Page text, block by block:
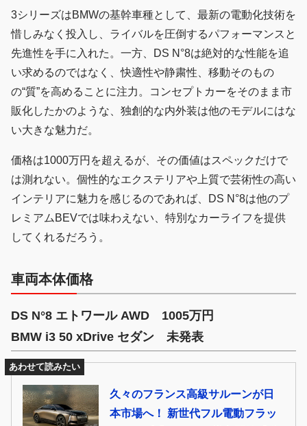
3シリーズはBMWの基幹車種として、最新の電動化技術を
惜しみなく投入し、ライバルを圧倒するパフォーマンスと
先進性を手に入れた。一方、DS N°8は絶対的な性能を追
い求めるのではなく、快適性や静粛性、移動そのもの
の“質”を高めることに注力。コンセプトカーをそのまま市
販化したかのような、独創的な内外装は他のモデルにはな
い大きな魅力だ。
価格は1000万円を超えるが、その価値はスペックだけで
は測れない。個性的なエクステリアや上質で芸術性の高い
インテリアに魅力を感じるのであれば、DS N°8は他のプ
レミアムBEVでは味わえない、特別なカーライフを提供
してくれるだろう。
車両本体価格
DS N°8 エトワール AWD 1005万円
BMW i3 50 xDrive セダン 未発表
あわせて読みたい
久々のフランス高級サルーンが日
本市場へ！ 新世代フル電動フラッ